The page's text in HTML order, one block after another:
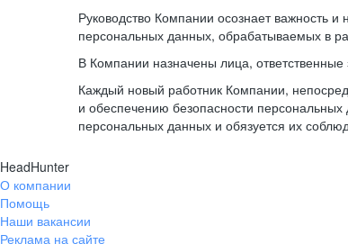
Руководство Компании осознает важность
персональных данных, обрабатываемых в
В Компании назначены лица,
Каждый новый работник Компании,
и обеспечению безопасности
персональных данных и обязуется их
HeadHunter
О компании
Помощь
Наши вакансии
Реклама на сайте